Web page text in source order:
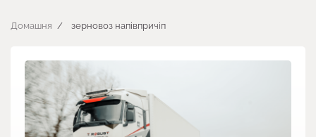
Домашня зерновоз напівпричіп